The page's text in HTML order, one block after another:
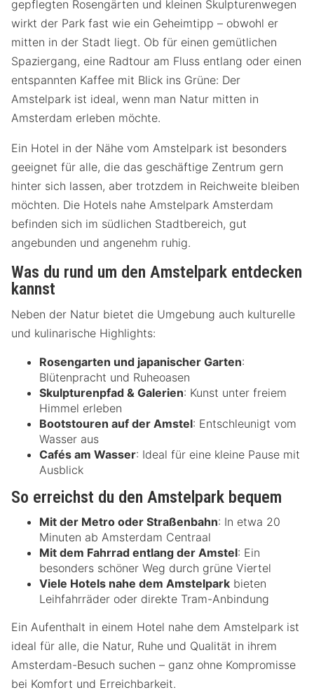
gepflegten Rosengärten und kleinen Skulpturenwegen
wirkt der Park fast wie ein Geheimtipp – obwohl er
mitten in der Stadt liegt. Ob für einen gemütlichen
Spaziergang, eine Radtour am Fluss entlang oder einen
entspannten Kaffee mit Blick ins Grüne: Der
Amstelpark ist ideal, wenn man Natur mitten in
Amsterdam erleben möchte.
Ein Hotel in der Nähe vom Amstelpark ist besonders
geeignet für alle, die das geschäftige Zentrum gern
hinter sich lassen, aber trotzdem in Reichweite bleiben
möchten. Die Hotels nahe Amstelpark Amsterdam
befinden sich im südlichen Stadtbereich, gut
angebunden und angenehm ruhig.
Was du rund um den Amstelpark entdecken
kannst
Neben der Natur bietet die Umgebung auch kulturelle
und kulinarische Highlights:
Rosengarten und japanischer Garten:
Blütenpracht und Ruheoasen
Skulpturenpfad & Galerien: Kunst unter freiem
Himmel erleben
Bootstouren auf der Amstel: Entschleunigt vom
Wasser aus
Cafés am Wasser: Ideal für eine kleine Pause mit
Ausblick
So erreichst du den Amstelpark bequem
Mit der Metro oder Straßenbahn: In etwa 20
Minuten ab Amsterdam Centraal
Mit dem Fahrrad entlang der Amstel: Ein
besonders schöner Weg durch grüne Viertel
Viele Hotels nahe dem Amstelpark bieten
Leihfahrräder oder direkte Tram-Anbindung
Ein Aufenthalt in einem Hotel nahe dem Amstelpark ist
ideal für alle, die Natur, Ruhe und Qualität in ihrem
Amsterdam-Besuch suchen – ganz ohne Kompromisse
bei Komfort und Erreichbarkeit.